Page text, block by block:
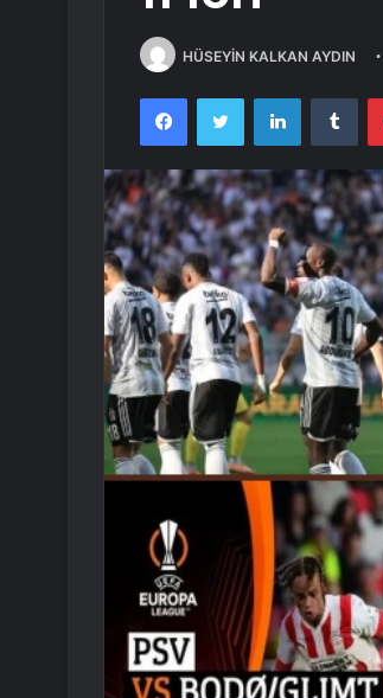
HÜSEYİN KALKAN AYDIN
FacebookTwitter LinkedIn